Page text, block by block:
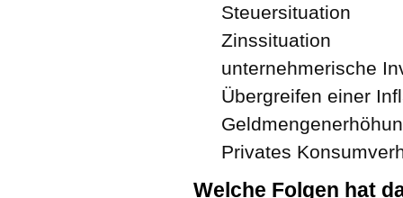
Steuersituation
Zinssituation
unternehmerische
Übergreifen einer
Privates
Welche Folgen hat